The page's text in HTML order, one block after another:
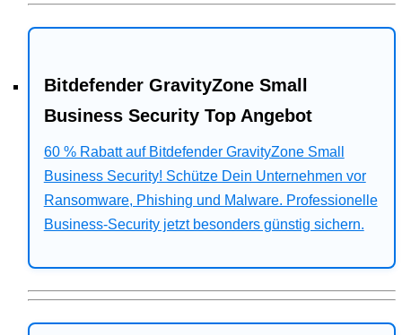
Bitdefender GravityZone Small
Business Security Top Angebot
60 % Rabatt auf Bitdefender GravityZone Small
Business Security! Schütze Dein Unternehmen vor
Ransomware, Phishing und Malware. Professionelle
Business-Security jetzt besonders günstig sichern.